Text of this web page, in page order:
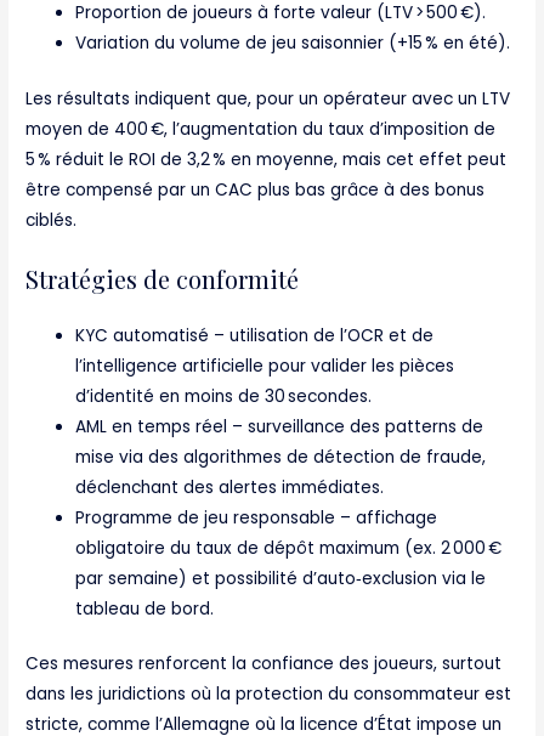
Proportion de joueurs à forte valeur (LTV > 500 €).
Variation du volume de jeu saisonnier (+15 % en été).
Les résultats indiquent que, pour un opérateur avec un LTV
moyen de 400 €, l’augmentation du taux d’imposition de
5 % réduit le ROI de 3,2 % en moyenne, mais cet effet peut
être compensé par un CAC plus bas grâce à des bonus
ciblés.
Stratégies de conformité
KYC automatisé – utilisation de l’OCR et de
l’intelligence artificielle pour valider les pièces
d’identité en moins de 30 secondes.
AML en temps réel – surveillance des patterns de
mise via des algorithmes de détection de fraude,
déclenchant des alertes immédiates.
Programme de jeu responsable – affichage
obligatoire du taux de dépôt maximum (ex. 2 000 €
par semaine) et possibilité d’auto‑exclusion via le
tableau de bord.
Ces mesures renforcent la confiance des joueurs, surtout
dans les juridictions où la protection du consommateur est
stricte, comme l’Allemagne où la licence d’État impose un